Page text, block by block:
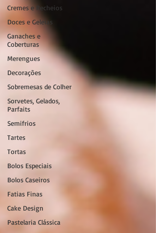
Cremes e Recheios
Doces e Geleias
Ganaches e
Coberturas
Merengues
Decorações
Sobremesas de Colher
Sorvetes, Gelados,
Parfaits
Semifrios
Tartes
Tortas
Bolos Especiais
Bolos Caseiros
Fatias Finas
Cake Design
Pastelaria Clássica